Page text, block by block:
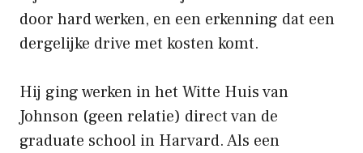
door hard werken, en een erkenning dat een
dergelijke drive met kosten komt.
Hij ging werken in het Witte Huis van
Johnson (geen relatie) direct van de
graduate school in Harvard. Als een